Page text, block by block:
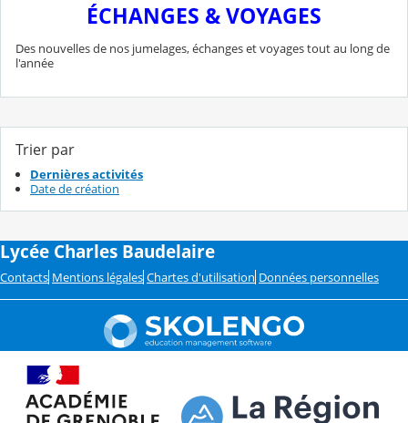
ÉCHANGES & VOYAGES
Des nouvelles de nos jumelages, échanges et voyages tout au long de
l'année
Trier par
Dernières activités
Date de création
Lycée Charles Baudelaire
Contacts Mentions légales Chartes d'utilisation Données personnelles